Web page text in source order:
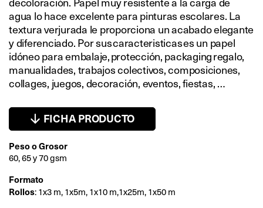
agua lo hace excelente para pinturas escolares. La
textura verjurada le proporciona un acabado elegante
y diferenciado. Por sus caracteristicas es un papel
idóneo para embalaje, protección, packaging regalo,
manualidades, trabajos colectivos, composiciones,
collages, juegos, decoración, eventos, fiestas, …
FICHA PRODUCTO
Peso o Grosor
60, 65 y 70 gsm
Formato
Rollos: 1x3 m, 1x5m, 1x10 m,1x25m, 1x50 m